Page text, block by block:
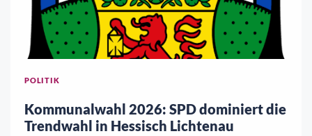
POLITIK
Kommunalwahl 2026: SPD dominiert die
Trendwahl in Hessisch Lichtenau